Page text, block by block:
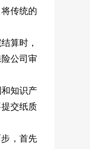
传统的
算时，
公司审
知识产
交纸质
，首先